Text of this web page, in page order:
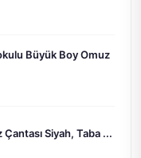
Büyük Boy Omuz
Siyah, Taba ...